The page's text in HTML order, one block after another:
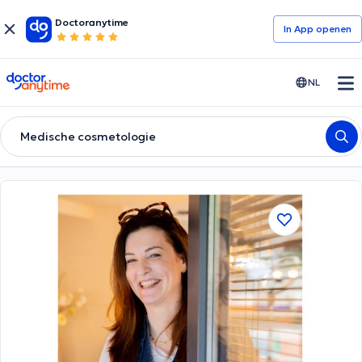
Doctoranytime
In App openen
doctoranytime NL
Medische cosmetologie